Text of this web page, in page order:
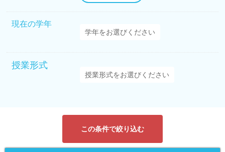
現在の学年
授業形式
この条件で絞り込む